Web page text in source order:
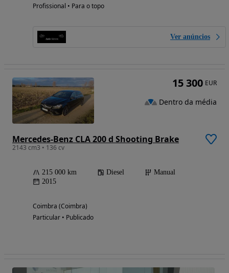
Profissional • Para o topo
Ver anúncios
Mercedes-Benz CLA 200 d Shooting Brake
2143 cm3 • 136 cv
215 000 km Diesel
Manual
2015
Coimbra (Coimbra)
Particular • Publicado
15 300 EUR
Dentro da média